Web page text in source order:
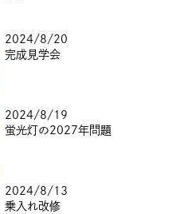
2024/8/20
完成見学会
2024/8/19
蛍光灯の2027年問題
2024/8/13
乗入れ改修